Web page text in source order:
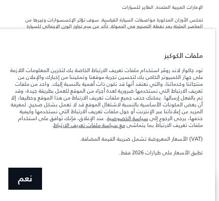
الإمارات العربية المتحدة, الطاير للسيارات
تعكس الأوزان المذكورة مواصفات السيارة القياسية. سوف تؤثر الإكسسوارات وغيرها من
العناصر المثبتة بعد نقطة التصنيع في الحمولة. تأكد من عدم تجاوز الوزن الإجمالي للسيارة
المعلومات والمواصفات والأسعار والألوان المذكورة على هذا الموقع قد تختلف من بلد إلى
آخر، كما أنّها قد تتغير بدون إشعار مسبق. الرجاء التواصل مع وكيلنا المحلي للتأكد من توفّرها
والتحقق من الأسعار.
ملاحظة مهمة حول الصور والمواصفات.إن النقص العالمي في أشباه الموصلات يؤثر حاليًا
في مواصفات تصميم السيارات وتوفر الخيارات وتوقيتات التصاميم. هذا ظرف ديناميكي
للغاية، ونتيجة لذلك، قد لا تمثّل الصور المستخدَمة ضمن موقع الويب حاليًا المواصفات الحالية
بالكامل بالنسبة إلى الميزات والخيارات والحلية ومجموعات الألوان. يرجى استشارة وكيلك الذي
سيتمكّن من تأكيد أي تقييدات حالية معك للسماح لك باتخاذ قرار مدروس
الأرقام المقدمة هي نتيجة لاختبارات المصنع الرسمية وفقاً لتشريعات الاتحاد الأوروبي. قد
يتباين استهلك الوقود الفعلي للمركبة عن ذلك المتحقق في تلك الاختبارات كما أن هذه
الأرقام بغرض المقارنة فحسب.
الأسعار تنطبق فقط على الطرازات المصنعة في عام 2026
ملفات الكوكيز
تود جاكوار لاند روڤر استخدام ملفات تعريف الارتباط الخاصة بك لتخزين المعلومات اللازمة
على جهاز الكمبيوتر الخاص بك لتحسين تجربة موقعنا وتمكيننا من إخبارك والإعلان عن
منتجاتنا وخدماتنا، والتي نعتقد أنها قد تكون ذات أهمية بالنسبة إليك. واحد من ملفات
تعريف الارتباط التي نستخدمها ضرورية لعدة أجزاء من الموقع للعمل بطريقة جيدة، وقد
تم بالفعل إرسالها. يمكنك حذف جميع ملفات تعريف الارتباط من هذا الموقع وحظرها، إلا
أن بعض المكونات الأساسية بالنسبة لاشتغال الموقع قد لا تعمل بشكل صحيح. لمعرفة
المزيد عن إعلاناتنا عبر الإنترنت أو حول ملفات تعريف الارتباط التي نستخدمها وكيفية
حذفها، يرجى الرجوع إلى سياسة الخصوصية. عند الإغلاق، فإنك توافق على استخدام
ملفات تعريف الارتباط بما يتماشىمع سياسة ملفات تعريف الارتباط.
(VAT) الأسعار المعروضة تشمل ضريبة القيمة المضافة.
تطبق الأسعار على طرازات 2026 فقط.
نعم
ابحث عن وكيل